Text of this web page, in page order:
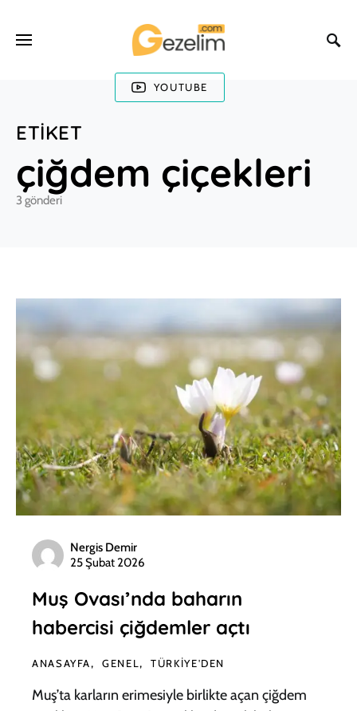
YOUTUBE
ETIKET
çiğdem çiçekleri
3 gönderi
Nergis Demir
25 Şubat 2026
Muş Ovası’nda baharın
habercisi çiğdemler açtı
ANASAYFA GENEL TÜRKIYE'DEN
Muş’ta karların erimesiyle birlikte açan çiğdem